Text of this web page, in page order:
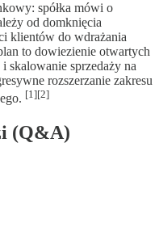
spółka mówi o
od domknięcia
klientów do wdrażania
to dowiezienie otwartych
skalowanie sprzedaży na
rozszerzanie zakresu
[1][2]
(Q&A)